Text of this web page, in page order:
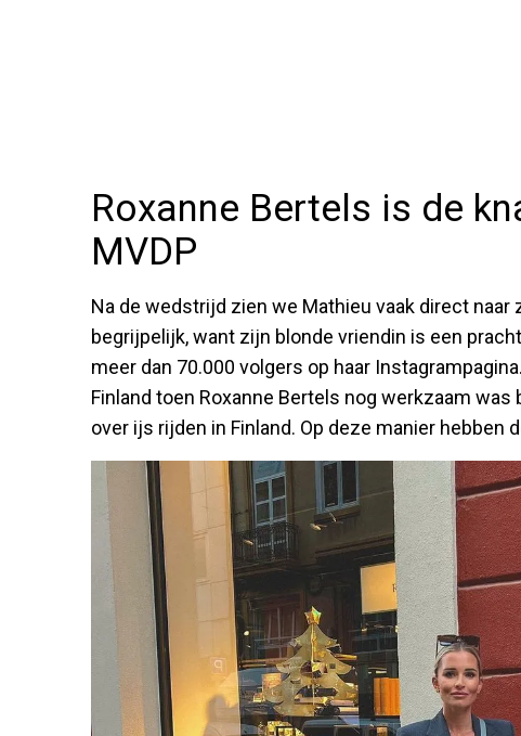
Roxanne Bertels is de
MVDP
Na de wedstrijd zien we Mathieu vaak direct naar
begrijpelijk, want zijn blonde vriendin is een
meer dan 70.000 volgers op haar
Finland toen Roxanne Bertels nog werkzaam
over ijs rijden in Finland. Op deze manier hebben